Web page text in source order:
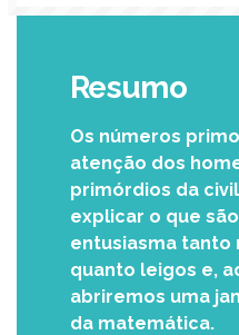
Resumo
Os números
atenção dos
primórdios da
explicar o que
entusiasma tanto
quanto leigos e,
abriremos uma
da matemática.